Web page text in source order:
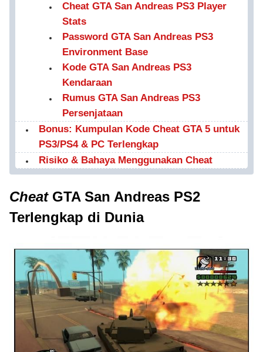
Cheat GTA San Andreas PS3 Player
Stats
Password GTA San Andreas PS3
Environment Base
Kode GTA San Andreas PS3
Kendaraan
Rumus GTA San Andreas PS3
Persenjataan
Bonus: Kumpulan Kode Cheat GTA 5 untuk
PS3/PS4 & PC Terlengkap
Risiko & Bahaya Menggunakan Cheat
CheatGTA San Andreas PS2
Terlengkap di Dunia